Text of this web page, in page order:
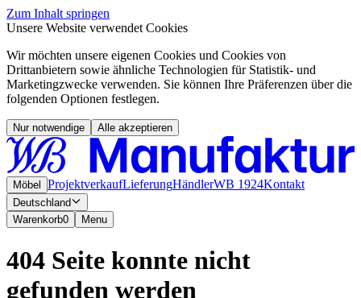
Zum Inhalt springen
Unsere Website verwendet Cookies
Wir möchten unsere eigenen Cookies und Cookies von
Drittanbietern sowie ähnliche Technologien für Statistik- und
Marketingzwecke verwenden. Sie können Ihre Präferenzen über die
folgenden Optionen festlegen.
Nur notwendige Alle akzeptieren
Möbel ProjektverkaufLieferungHändlerWB 1924Kontakt
Deutschland
Warenkorb0 Menu
404 Seite konnte nicht
gefunden werden